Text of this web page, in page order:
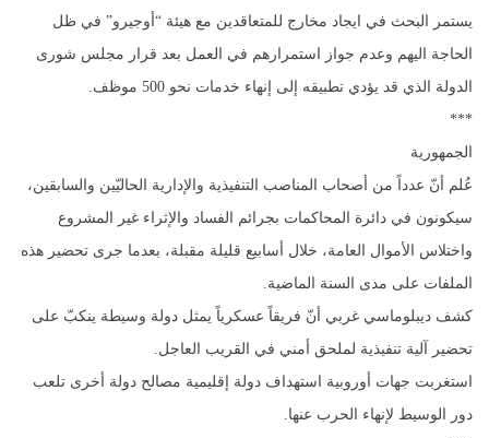
يستمر البحث في ايجاد مخارج للمتعاقدين مع هيئة “أوجيرو” في ظل
الحاجة اليهم وعدم جواز استمرارهم في العمل بعد قرار مجلس شورى
الدولة الذي قد يؤدي تطبيقه إلى إنهاء خدمات نحو 500 موظف.
***
الجمهورية
عُلم أنّ عدداً من أصحاب المناصب التنفيذية والإدارية الحاليّين والسابقين،
سيكونون في دائرة المحاكمات بجرائم الفساد والإثراء غير المشروع
واختلاس الأموال العامة، خلال أسابيع قليلة مقبلة، بعدما جرى تحضير هذه
الملفات على مدى السنة الماضية.
كشف ديبلوماسي غربي أنّ فريقاً عسكرياً يمثل دولة وسيطة ينكبّ على
تحضير آلية تنفيذية لملحق أمني في القريب العاجل.
استغربت جهات أوروبية استهداف دولة إقليمية مصالح دولة أخرى تلعب
دور الوسيط لإنهاء الحرب عنها.